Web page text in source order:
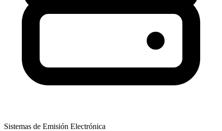
Sistemas de Emisión Electrónica